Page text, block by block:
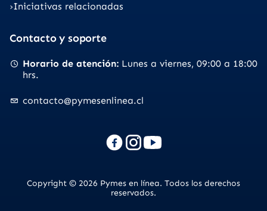
Iniciativas relacionadas
Contacto y soporte
Horario de atención Lunes a viernes 09:00 a 18:00
hrs.
contacto@pymesenlinea.cl
Copyright © 2026 Pymes en línea. Todos los derechos
reservados.